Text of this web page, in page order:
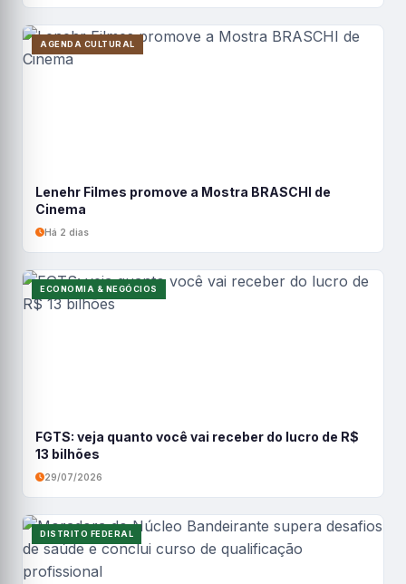
AGENDA CULTURAL
Lenehr Filmes promove a Mostra BRASCHI de
Cinema
Há 2 dias
ECONOMIA & NEGÓCIOS
FGTS: veja quanto você vai receber do lucro de R$
13 bilhões
29/07/2026
DISTRITO FEDERAL